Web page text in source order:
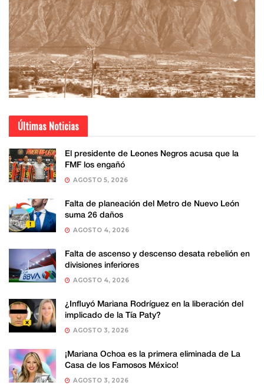
Últimas Noticias
El presidente de Leones Negros acusa que la
FMF los engañó
AGOSTO 5, 2026
Falta de planeación del Metro de Nuevo León
suma 26 daños
AGOSTO 4, 2026
Falta de ascenso y descenso desata rebelión en
divisiones inferiores
AGOSTO 4, 2026
¿Influyó Mariana Rodríguez en la liberación del
implicado de la Tía Paty?
AGOSTO 3, 2026
¡Mariana Ochoa es la primera eliminada de La
Casa de los Famosos México!
AGOSTO 3, 2026